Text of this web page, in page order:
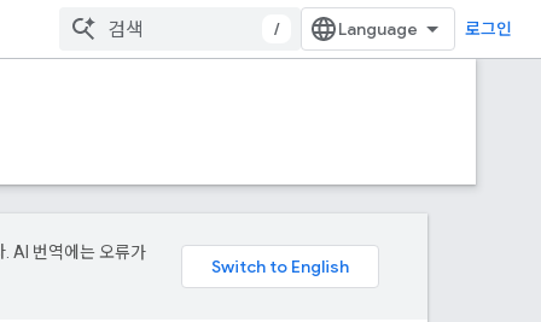
/ 로그인
AI 번역에는 오류가